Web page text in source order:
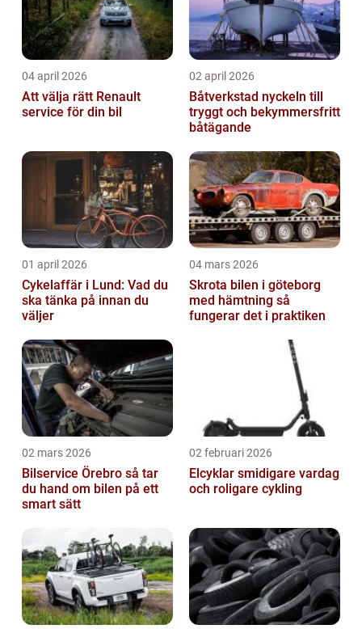
04 april 2026
Att välja rätt Renault
service för din bil
02 april 2026
Båtverkstad nyckeln till
tryggt och bekymmersfritt
båtägande
01 april 2026
Cykelaffär i Lund: Vad du
ska tänka på innan du
väljer
04 mars 2026
Skrota bilen i göteborg
med hämtning så
fungerar det i praktiken
02 mars 2026
Bilservice Örebro så tar
du hand om bilen på ett
smart sätt
02 februari 2026
Elcyklar smidigare vardag
och roligare cykling